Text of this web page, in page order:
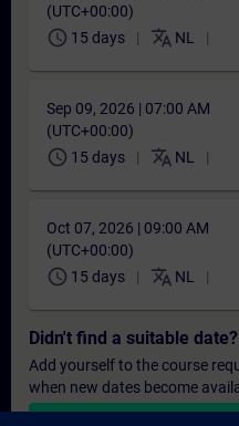
(UTC+00:00)
schedule 15 days translate NL
Sep 09, 2026 | 07:00 AM
(UTC+00:00)
schedule 15 days translate NL
Oct 07, 2026 | 09:00 AM
(UTC+00:00)
schedule 15 days translate NL
Didn't find a suitable date?
Add yourself to the course
when new dates become